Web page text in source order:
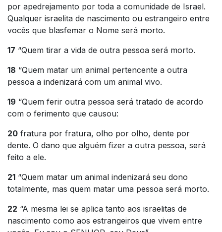
por apedrejamento por toda a comunidade de Israel.
Qualquer israelita de nascimento ou estrangeiro entre
vocês que blasfemar o Nome será morto.
17 “Quem tirar a vida de outra pessoa será morto.
18 “Quem matar um animal pertencente a outra
pessoa a indenizará com um animal vivo.
19 “Quem ferir outra pessoa será tratado de acordo
com o ferimento que causou:
20 fratura por fratura, olho por olho, dente por
dente. O dano que alguém fizer a outra pessoa, será
feito a ele.
21 “Quem matar um animal indenizará seu dono
totalmente, mas quem matar uma pessoa será morto.
22 “A mesma lei se aplica tanto aos israelitas de
nascimento como aos estrangeiros que vivem entre